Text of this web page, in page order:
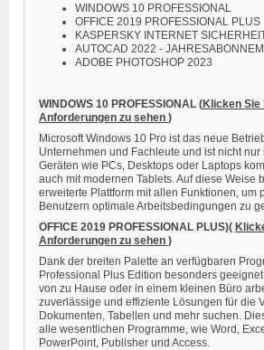
WINDOWS 10 PROFESSIONAL
OFFICE 2019 PROFESSIONAL PLUS
KASPERSKY INTERNET
AUTOCAD 2022 -
ADOBE PHOTOSHOP 2023
WINDOWS 10 PROFESSIONAL (Klicken Sie
Anforderungen zu sehen )
Microsoft Windows 10 Pro ist das neue
Unternehmen und Fachleute und ist nicht nur
Geräten wie PCs, Desktops oder Laptops
auch mit modernen Tablets. Auf diese Weise
erweiterte Plattform mit allen Funktionen, um
Benutzern optimale Arbeitsbedingungen zu
OFFICE 2019 PROFESSIONAL PLUS)(
Anforderungen zu sehen )
Dank der breiten Palette an verfügbaren
Professional Plus Edition besonders
von zu Hause oder in einem kleinen Büro
zuverlässige und effiziente Lösungen für die
Dokumenten, Tabellen und mehr suchen.
alle wesentlichen Programme, wie Word,
PowerPoint, Publisher und Access.